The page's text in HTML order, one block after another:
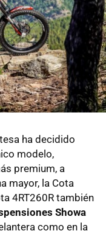
ha decidido
modelo,
premium, a
mayor, la Cota
4RT260R también
Showa
como en la